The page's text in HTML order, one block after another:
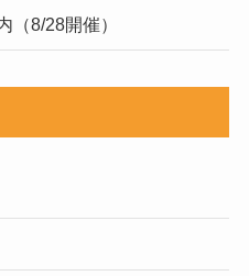
（8/28開催）